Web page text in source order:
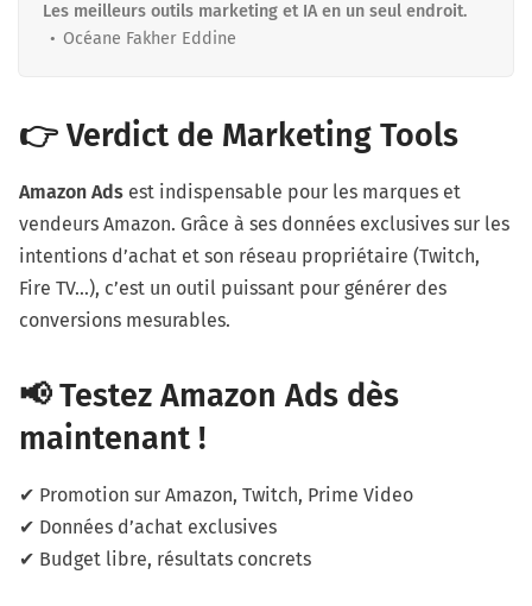
Les meilleurs outils marketing et IA en un seul endroit.
Océane Fakher Eddine
👉 Verdict de Marketing Tools
Amazon Ads est indispensable pour les marques et
vendeurs Amazon. Grâce à ses données exclusives sur les
intentions d’achat et son réseau propriétaire (Twitch,
Fire TV…), c’est un outil puissant pour générer des
conversions mesurables.
📢 Testez Amazon Ads dès
maintenant !
✔ Promotion sur Amazon, Twitch, Prime Video
✔ Données d’achat exclusives
✔ Budget libre, résultats concrets